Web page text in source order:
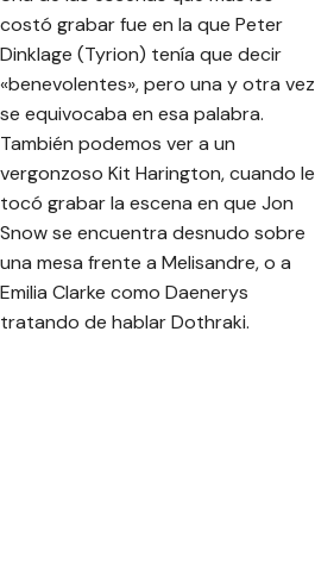
costó grabar fue en la que Peter
Dinklage (Tyrion) tenía que decir
«benevolentes», pero una y otra vez
se equivocaba en esa palabra.
También podemos ver a un
vergonzoso Kit Harington, cuando le
tocó grabar la escena en que Jon
Snow se encuentra desnudo sobre
una mesa frente a Melisandre, o a
Emilia Clarke como Daenerys
tratando de hablar Dothraki.